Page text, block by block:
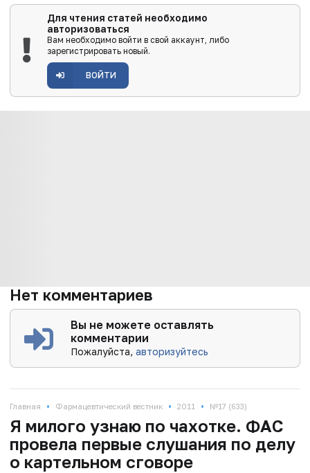
Для чтения статей необходимо
авторизоваться
Вам необходимо войти в свой аккаунт, либо
зарегистрировать новый.
ВОЙТИ
Нет комментариев
Вы не можете оставлять
комментарии
Пожалуйста,авторизуйтесь
Главная • Фармацевтический вестник • 2011 • №17 (633)
Я милого узнаю по чахотке. ФАС
провела первые слушания по делу
о картельном сговоре